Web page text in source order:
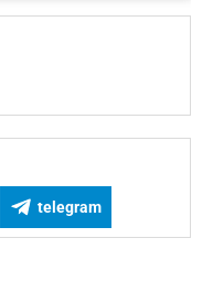
telegram